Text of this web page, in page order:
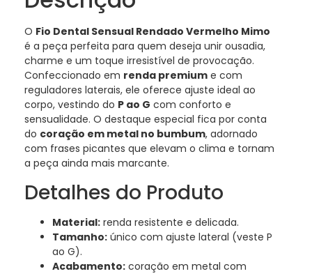
O Fio Dental Sensual Rendado Vermelho Mimo
é a peça perfeita para quem deseja unir ousadia,
charme e um toque irresistível de provocação.
Confeccionado em renda premium e com
reguladores laterais, ele oferece ajuste ideal ao
corpo, vestindo do P ao G com conforto e
sensualidade. O destaque especial fica por conta
do coração em metal no bumbum, adornado
com frases picantes que elevam o clima e tornam
a peça ainda mais marcante.
Detalhes do Produto
Material: renda resistente e delicada.
Tamanho: único com ajuste lateral (veste P
ao G).
Acabamento: coração em metal com